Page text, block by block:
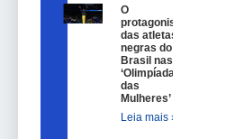
O
protagonismo
das atletas
negras do
Brasil nas
‘Olimpíadas
das
Mulheres’
Leia mais »